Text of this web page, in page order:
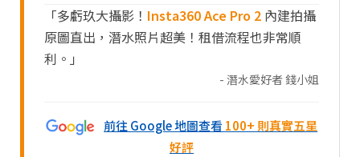
「多虧玖大攝影！ Insta360 Ace Pro 2 內建拍攝
原圖直出，潛水照片超美！租借流程也非常順
利。」
- 潛水愛好者 錢小姐
前往 Google 地圖查看100+ 則真實五星
好評